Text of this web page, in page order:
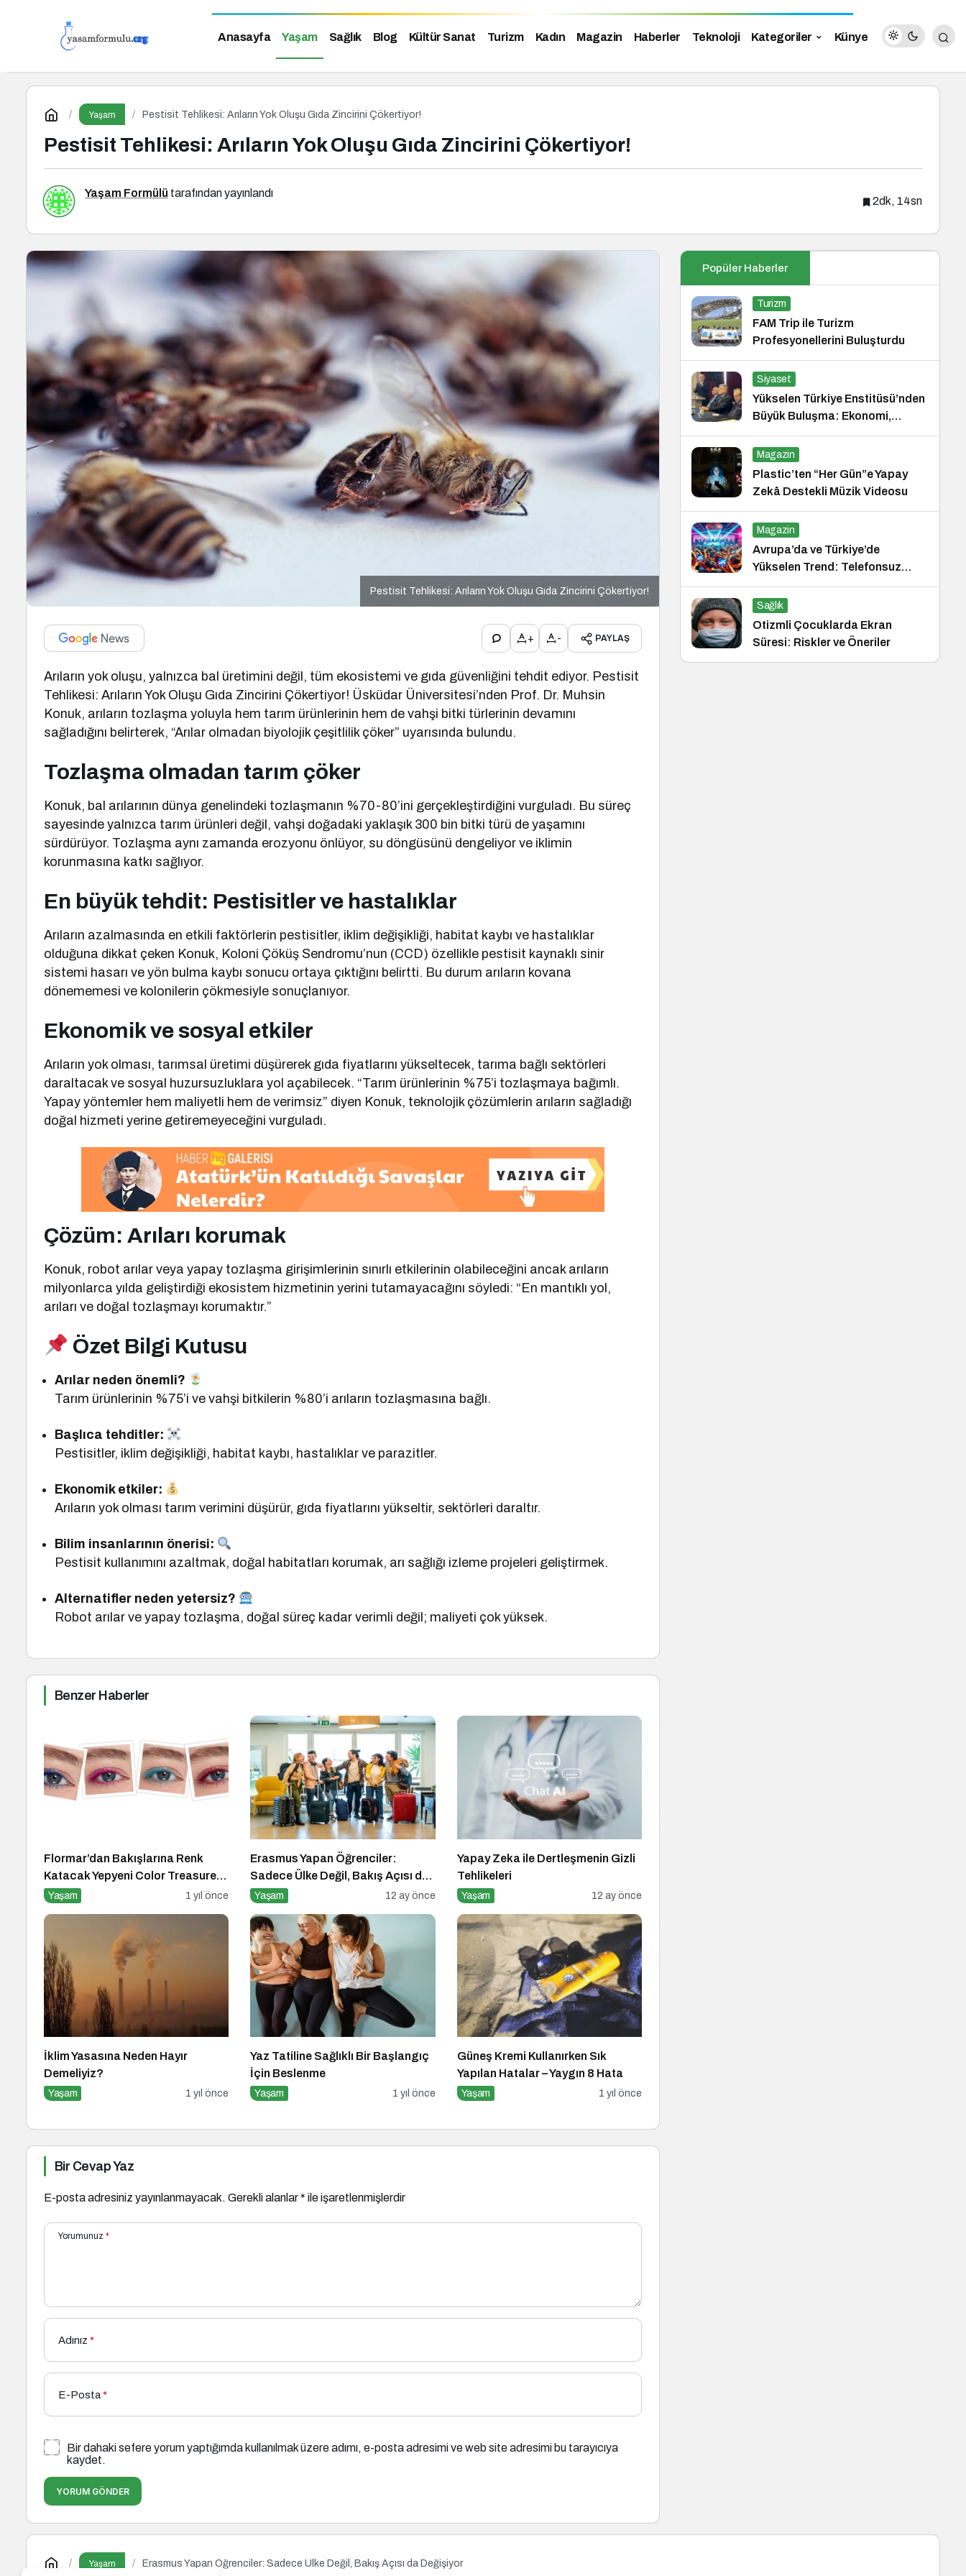
Anasayfa Yaşam Sağlık Blog Kültür Sanat Turizm Kadın Magazin Haberler Teknoloji Kategoriler Künye
Yaşam Pestisit Tehlikesi: Arıların Yok Oluşu Gıda Zincirini Çökertiyor!
Pestisit Tehlikesi: Arıların Yok Oluşu Gıda Zincirini Çökertiyor!
Yaşam Formülü tarafından yayınlandı
2dk, 14sn
Pestisit Tehlikesi: Arıların Yok Oluşu Gıda Zincirini Çökertiyor!
+ - PAYLAŞ
Arıların yok oluşu, yalnızca bal üretimini değil, tüm ekosistemi ve gıda güvenliğini tehdit ediyor. Pestisit
Tehlikesi: Arıların Yok Oluşu Gıda Zincirini Çökertiyor! Üsküdar Üniversitesi’nden Prof. Dr. Muhsin
Konuk, arıların tozlaşma yoluyla hem tarım ürünlerinin hem de vahşi bitki türlerinin devamını
sağladığını belirterek, “Arılar olmadan biyolojik çeşitlilik çöker” uyarısında bulundu.
Tozlaşma olmadan tarım çöker
Konuk, bal arılarının dünya genelindeki tozlaşmanın %70-80’ini gerçekleştirdiğini vurguladı. Bu süreç
sayesinde yalnızca tarım ürünleri değil, vahşi doğadaki yaklaşık 300 bin bitki türü de yaşamını
sürdürüyor. Tozlaşma aynı zamanda erozyonu önlüyor, su döngüsünü dengeliyor ve iklimin
korunmasına katkı sağlıyor.
En büyük tehdit: Pestisitler ve hastalıklar
Arıların azalmasında en etkili faktörlerin pestisitler, iklim değişikliği, habitat kaybı ve hastalıklar
olduğuna dikkat çeken Konuk, Koloni Çöküş Sendromu’nun (CCD) özellikle pestisit kaynaklı sinir
sistemi hasarı ve yön bulma kaybı sonucu ortaya çıktığını belirtti. Bu durum arıların kovana
dönememesi ve kolonilerin çökmesiyle sonuçlanıyor.
Ekonomik ve sosyal etkiler
Arıların yok olması, tarımsal üretimi düşürerek gıda fiyatlarını yükseltecek, tarıma bağlı sektörleri
daraltacak ve sosyal huzursuzluklara yol açabilecek. “Tarım ürünlerinin %75’i tozlaşmaya bağımlı.
Yapay yöntemler hem maliyetli hem de verimsiz” diyen Konuk, teknolojik çözümlerin arıların sağladığı
doğal hizmeti yerine getiremeyeceğini vurguladı.
Çözüm: Arıları korumak
Konuk, robot arılar veya yapay tozlaşma girişimlerinin sınırlı etkilerinin olabileceğini ancak arıların
milyonlarca yılda geliştirdiği ekosistem hizmetinin yerini tutamayacağını söyledi: “En mantıklı yol,
arıları ve doğal tozlaşmayı korumaktır.”
Özet Bilgi Kutusu
Arılar neden önemli?
Tarım ürünlerinin %75’i ve vahşi bitkilerin %80’i arıların tozlaşmasına bağlı.
Başlıca tehditler:
Pestisitler, iklim değişikliği, habitat kaybı, hastalıklar ve parazitler.
Ekonomik etkiler:
Arıların yok olması tarım verimini düşürür, gıda fiyatlarını yükseltir, sektörleri daraltır.
Bilim insanlarının önerisi:
Pestisit kullanımını azaltmak, doğal habitatları korumak, arı sağlığı izleme projeleri geliştirmek.
Alternatifler neden yetersiz?
Robot arılar ve yapay tozlaşma, doğal süreç kadar verimli değil; maliyeti çok yüksek.
Benzer Haberler
Flormar’dan Bakışlarına Renk
Katacak Yepyeni Color Treasure
Maskara Serisi!
Yaşam 1 yıl önce
Erasmus Yapan Öğrenciler:
Sadece Ülke Değil, Bakış Açısı da
Değişiyor
Yaşam 12 ay önce
Yapay Zeka ile Dertleşmenin Gizli
Tehlikeleri
Yaşam 12 ay önce
İklim Yasasına Neden Hayır
Demeliyiz?
Yaşam 1 yıl önce
Yaz Tatiline Sağlıklı Bir Başlangıç
İçin Beslenme
Yaşam 1 yıl önce
Güneş Kremi Kullanırken Sık
Yapılan Hatalar – Yaygın 8 Hata
Yaşam 1 yıl önce
Bir Cevap Yaz
E-posta adresiniz yayınlanmayacak. Gerekli alanlar* ile işaretlenmişlerdir
Yorumunuz *
Adınız *
E-Posta*
Bir dahaki sefere yorum yaptığımda kullanılmak üzere adımı, e-posta adresimi ve web site adresimi bu tarayıcıya
kaydet.
YORUM GÖNDER
Popüler Haberler
Turizm
FAM Trip ile Turizm
Profesyonellerini Buluşturdu
Siyaset
Yükselen Türkiye Enstitüsü’nden
Büyük Buluşma: Ekonomi,
Güvenlik Politikaları ve Hukuk
Konferansı
Magazin
Plastic’ten “Her Gün”e Yapay
Zekâ Destekli Müzik Videosu
Magazin
Avrupa’da ve Türkiye’de
Yükselen Trend: Telefonsuz
Gece Kulüpleri
Sağlık
Otizmli Çocuklarda Ekran
Süresi: Riskler ve Öneriler
Yaşam Erasmus Yapan Öğrenciler: Sadece Ülke Değil, Bakış Açısı da Değişiyor